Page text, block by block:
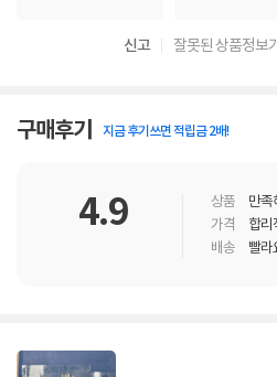
신고 잘못된 상품정보
구매후기 지금 후기쓰면 적립금 2배!
4.9 상품 만족
가격
합리
배송
빨라